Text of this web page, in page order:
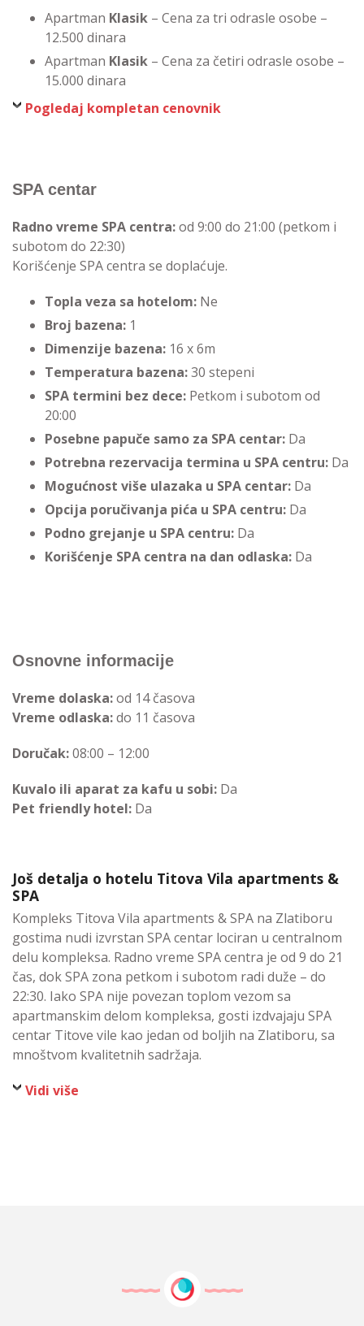
Apartman Klasik – Cena za tri odrasle osobe –
12.500 dinara
Apartman Klasik – Cena za četiri odrasle osobe –
15.000 dinara
Pogledaj kompletan cenovnik
SPA centar
Radno vreme SPA centra:od 9:00 do 21:00 (petkom i
subotom do 22:30)
Korišćenje SPA centra se doplaćuje.
Topla veza sa hotelom: Ne
Broj bazena: 1
Dimenzije bazena: 16 x 6m
Temperatura bazena:30 stepeni
SPA termini bez dece: Petkom i subotom od
20:00
Posebne papuče samo za SPA centar: Da
Potrebna rezervacija termina u SPA centru: Da
Mogućnost više ulazaka u SPA centar: Da
Opcija poručivanja pića u SPA centru: Da
Podno grejanje u SPA centru: Da
Korišćenje SPA centra na dan odlaska: Da
Osnovne informacije
Vreme dolaska:od 14 časova
Vreme odlaska:do 11 časova
Doručak:08:00 – 12:00
Kuvalo ili aparat za kafu u sobi: Da
Pet friendly hotel: Da
Još detalja o hotelu Titova Vila apartments &
SPA
Kompleks Titova Vila apartments & SPA na Zlatiboru
gostima nudi izvrstan SPA centar lociran u centralnom
delu kompleksa. Radno vreme SPA centra je od 9 do 21
čas, dok SPA zona petkom i subotom radi duže – do
22:30. Iako SPA nije povezan toplom vezom sa
apartmanskim delom kompleksa, gosti izdvajaju SPA
centar Titove vile kao jedan od boljih na Zlatiboru, sa
mnoštvom kvalitetnih sadržaja.
Vidi više